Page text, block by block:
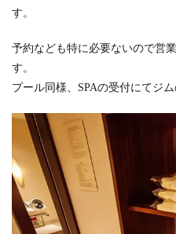
す。
予約なども特に必要ないので営
す。
プール同様、SPAの受付にてジ